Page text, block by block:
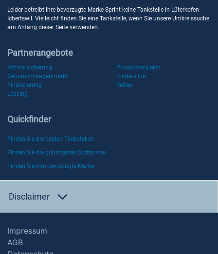
Leider betreibt Ihre bevorzugte Marke Sprint keine Tankstelle in Lüterkofen-
Ichertswil. Vielleicht finden Sie eine Tankstelle, wenn Sie unsere Umkreissuche
am Anfang dieser Seite verwenden.
Partnerangebote
Kfz-Versicherung
Produktvergleich
Gebrauchtwagenmarkt
Kindersitze
Finanzierung
Reifen
Leasing
Quickfinder
Finden Sie die besten Tankstellen
Finden Sie die günstigsten Spritpreise
Finden Sie Ihre bevorzugte Marke
Disclaimer
Impressum
AGB